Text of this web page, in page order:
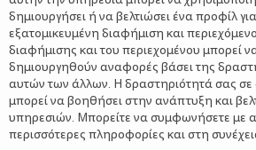
δημιουργήσει ή να βελτιώσει ένα προφίλ
εξατομικευμένη διαφήμιση και
διαφήμισης και του περιεχομένου μπορεί
δημιουργηθούν αναφορές βάσει της
αυτών των άλλων. Η δραστηριότητά σας σε
μπορεί να βοηθήσει στην ανάπτυξη και
υπηρεσιών. Μπορείτε να συμφωνήσετε με
περισσότερες πληροφορίες και στη